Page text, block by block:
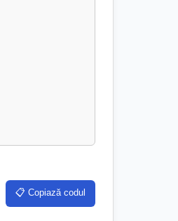
📋 Copiază codul